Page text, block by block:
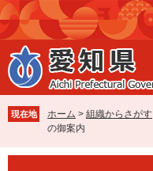
ペ
ー
ジ
の
先
で
す
メ
ニ
ュ
ー
を
ば
し
本
現在地 ホーム > 組織からさがす
の御案内